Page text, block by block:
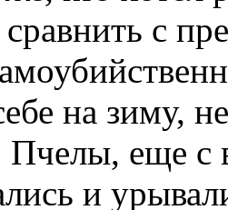
с
на зиму,
еще с
и